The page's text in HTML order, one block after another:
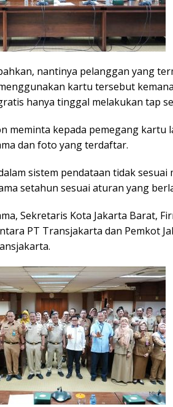
nantinya pelanggan yang
kartu tersebut
hanya tinggal melakukan tap
meminta kepada pemegang
dan foto yang terdaftar.
sistem pendataan tidak
setahun sesuai aturan yang
Sekretaris Kota Jakarta Barat,
PT Transjakarta dan Pemkot